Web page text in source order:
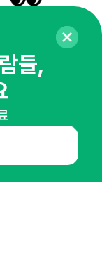
들,